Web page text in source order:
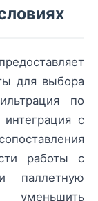
для выбора
по
с
работы с
паллетную